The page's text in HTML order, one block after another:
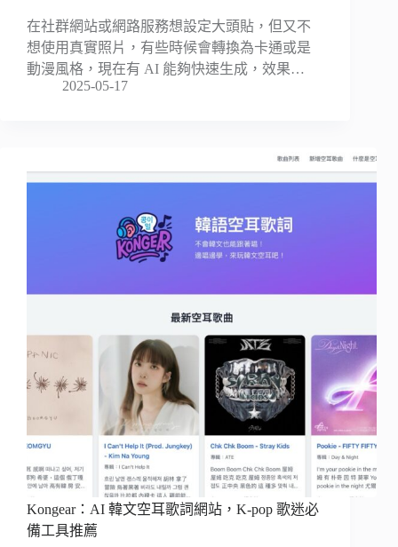
在社群網站或網路服務想設定大頭貼，但又不
想使用真實照片，有些時候會轉換為卡通或是
動漫風格，現在有 AI 能夠快速生成，效果…
2025-05-17
Kongear：AI 韓文空耳歌詞網站，K-pop 歌迷必
備工具推薦